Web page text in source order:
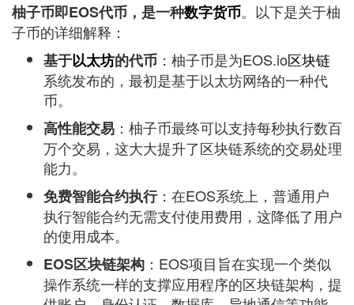
柚子币即EOS代币，是一种数字货币。以下是关于柚
子币的详细解释：
基于以太坊的代币 ：柚子币是为EOS.io区块链
系统发布的，最初是基于以太坊网络的一种代
币。
高性能交易 ：柚子币最终可以支持每秒执行数百
万个交易，这大大提升了区块链系统的交易处理
能力。
免费智能合约执行：在EOS系统上，普通用户
执行智能合约无需支付使用费用，这降低了用户
的使用成本。
EOS区块链架构 ：EOS项目旨在实现一个类似
操作系统一样的支撑应用程序的区块链架构，提